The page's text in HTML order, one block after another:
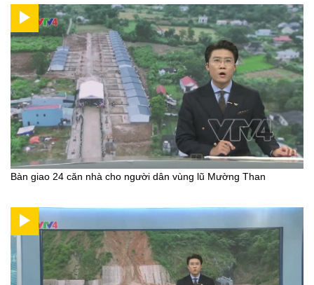
Bàn giao 24 căn nhà cho người dân vùng lũ Mường Than